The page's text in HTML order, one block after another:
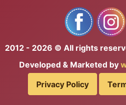
2012 - 2026 © All rights
Developed & Marketed by
Privacy Policy